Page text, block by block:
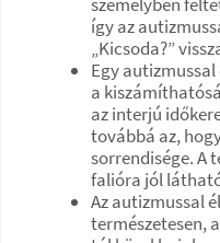
így az
„Kicsoda?”
Egy
a
az interjú
továbbá az,
sorrendisége. A
falióra jól
Az autizmussal
természetesen,